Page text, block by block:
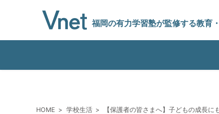
福岡の有力学習塾が監修する教育
HOME 学校生活 【保護者の皆さまへ】子どもの成長